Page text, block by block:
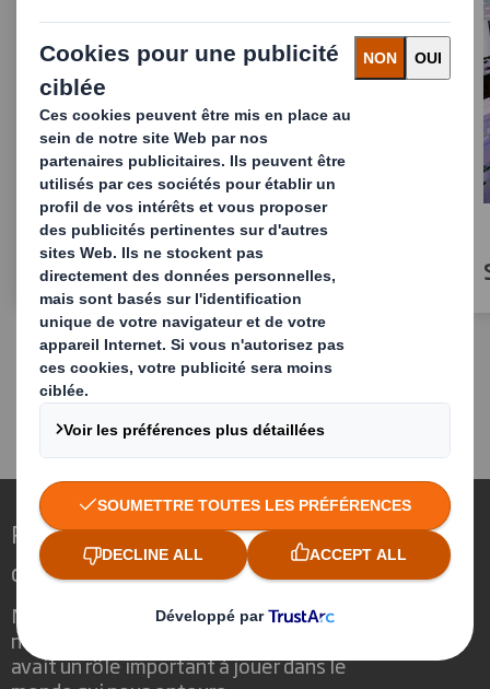
Stocks gérés par le fournisseur
Repenser l’emballage pour un monde qui
change
Nous faisons la différence parce que
nous avons su voir en quoi l'emballage
avait un rôle important à jouer dans le